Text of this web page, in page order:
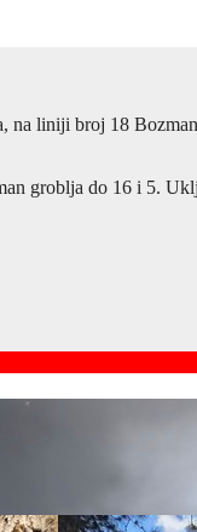
na liniji broj 18
groblja do 16 i 5.